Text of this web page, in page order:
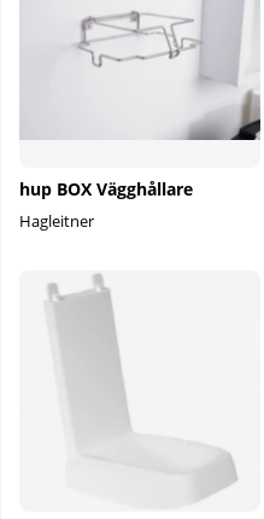
hup BOX Vägghållare
Hagleitner